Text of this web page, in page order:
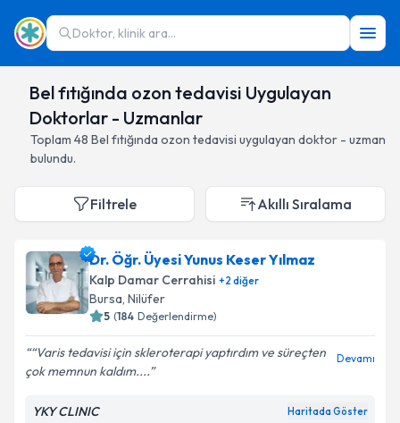
Doktor, klinik ara...
Bel fıtığında ozon tedavisi Uygulayan
Doktorlar - Uzmanlar
Toplam 48 Bel fıtığında ozon tedavisi uygulayan doktor - uzman
bulundu.
Filtrele Akıllı Sıralama
Dr. Öğr. Üyesi Yunus Keser Yılmaz
Kalp Damar Cerrahisi +2 diğer
Bursa, Nilüfer
5 (184 Değerlendirme)
“Varis tedavisi için skleroterapi yaptırdım ve süreçten
çok memnun kaldım....
Devamı
YKY CLINIC Haritada Göster